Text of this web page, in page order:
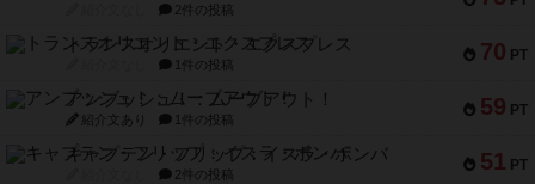
2件の投稿
70 PT
トランスオリエント・エクスプレス
1件の投稿
59 PT
アンブッシュ！：ムーブアウト！
紹介文あり 1件の投稿
51 PT
キャプテン・フリップ：イスラ・ボンバ
2件の投稿